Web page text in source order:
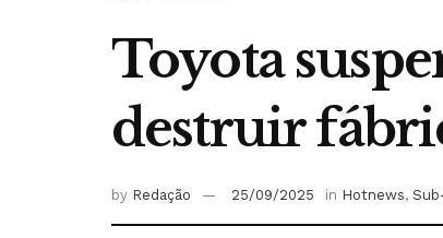
Toyota
destruir
by Redação 25/09/2025 in Hotnews,